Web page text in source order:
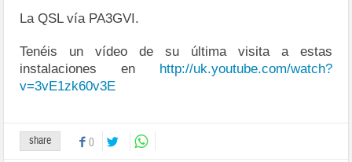
La QSL vía PA3GVI.
Tenéis un vídeo de su última visita a estas
instalaciones en http://uk.youtube.com/watch?
v=3vE1zk60v3E
share 0